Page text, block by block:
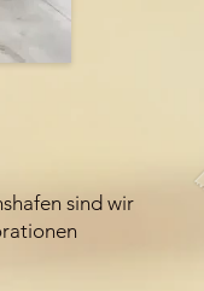
sind wir